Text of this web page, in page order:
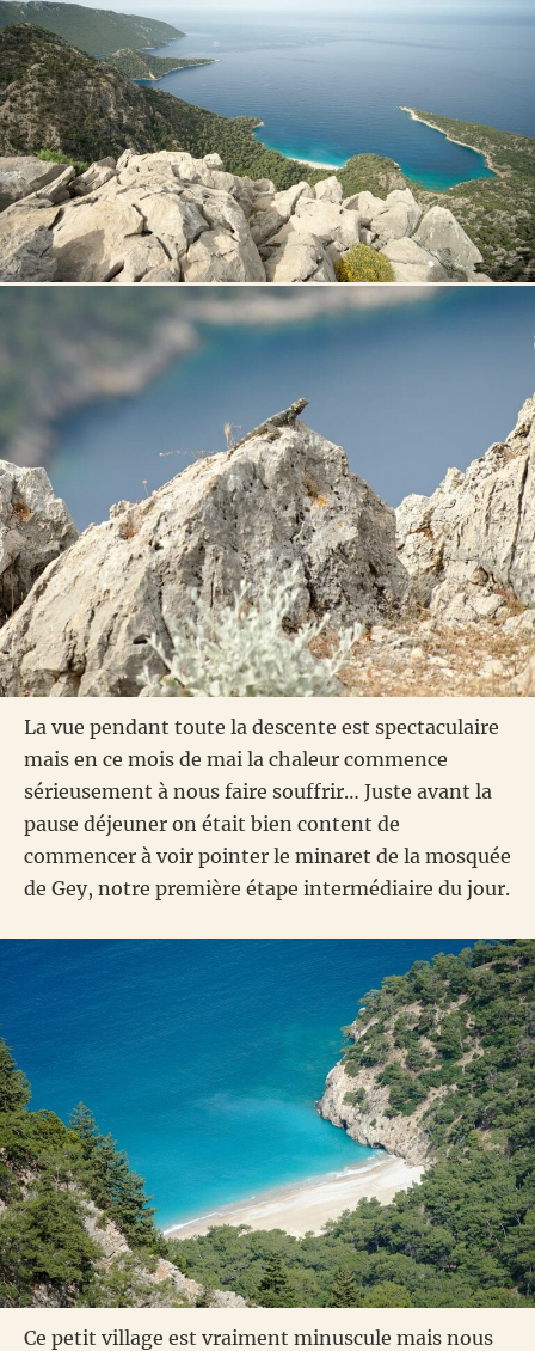
La vue pendant toute la descente est spectaculaire
mais en ce mois de mai la chaleur commence
sérieusement à nous faire souffrir… Juste avant la
pause déjeuner on était bien content de
commencer à voir pointer le minaret de la mosquée
de Gey, notre première étape intermédiaire du jour.
Ce petit village est vraiment minuscule mais nous